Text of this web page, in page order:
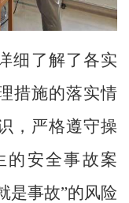
细了解了各实
措施的落实情
，严格遵守操
的安全事故案
是事故”的风险